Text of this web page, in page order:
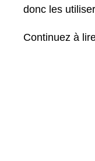
donc les
Continuez à